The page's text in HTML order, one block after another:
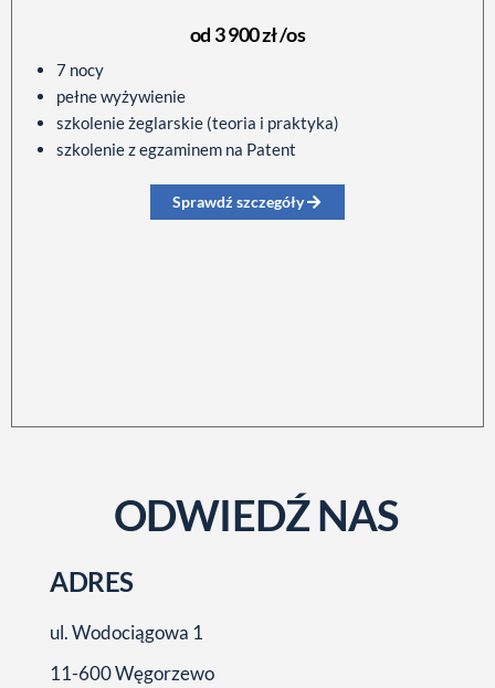
od 3 900 zł /os
7 nocy
pełne wyżywienie
szkolenie żeglarskie (teoria i praktyka)
szkolenie z egzaminem na Patent
Sprawdź szczegóły
ODWIEDŹ NAS
ADRES
ul. Wodociągowa 1
11-600 Węgorzewo